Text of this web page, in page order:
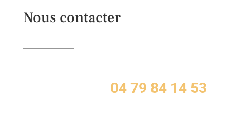
Nous contacter
04 79 84 14 53